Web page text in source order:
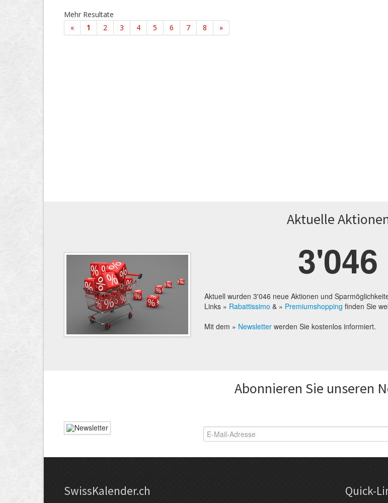
Mehr Resultate
«
1 2 3 4 5 6 7 8 »
Aktuelle
3'046
Aktuell wurden 3'046 neue Aktionen und
Links » Rabattissimo & » Premiumshopping finden Sie
Mit dem » Newsletter werden Sie kostenlos informiert.
Abonnieren Sie unseren
Swiss­Kalender.ch Quick-